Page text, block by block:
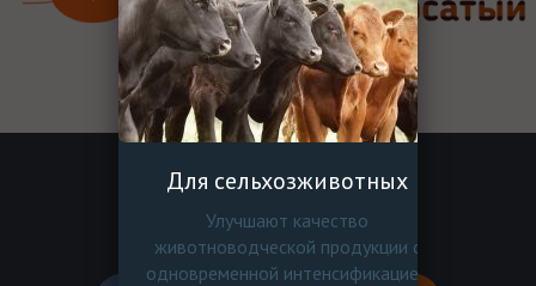
Перезвоните мне
Для сельхозживотных
Улучшают качество
животноводческой продукции с
одновременной интенсификацией